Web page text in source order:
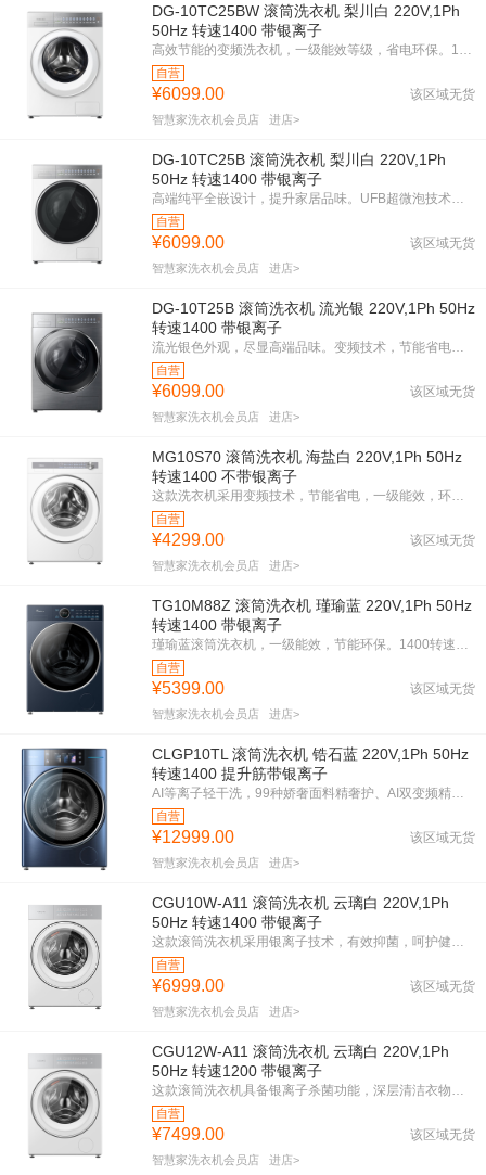
DG-10TC25BW 滚筒洗衣机 梨川白 220V,1Ph
50Hz 转速1400 带银离子
自营
¥6099.00 该区域无货
智慧家洗衣机会员店 进店>
DG-10TC25B 滚筒洗衣机 梨川白 220V,1Ph
50Hz 转速1400 带银离子
自营
¥6099.00 该区域无货
智慧家洗衣机会员店 进店>
DG-10T25B 滚筒洗衣机 流光银 220V,1Ph 50Hz
转速1400 带银离子
自营
¥6099.00 该区域无货
智慧家洗衣机会员店 进店>
MG10S70 滚筒洗衣机 海盐白 220V,1Ph 50Hz
转速1400 不带银离子
自营
¥4299.00 该区域无货
智慧家洗衣机会员店 进店>
TG10M88Z 滚筒洗衣机 瑾瑜蓝 220V,1Ph 50Hz
转速1400 带银离子
自营
¥5399.00 该区域无货
智慧家洗衣机会员店 进店>
CLGP10TL 滚筒洗衣机 锆石蓝 220V,1Ph 50Hz
转速1400 提升筋带银离子
纤薄自由嵌
自营
¥12999.00 该区域无货
智慧家洗衣机会员店 进店>
CGU10W-A11 滚筒洗衣机 云璃白 220V,1Ph
50Hz 转速1400 带银离子
自营
¥6999.00 该区域无货
智慧家洗衣机会员店 进店>
CGU12W-A11 滚筒洗衣机 云璃白 220V,1Ph
50Hz 转速1200 带银离子
自营
¥7499.00 该区域无货
智慧家洗衣机会员店 进店>